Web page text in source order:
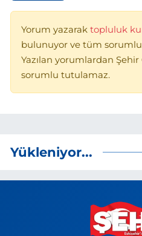
Yorum yazarak topluluk
bulunuyor ve tüm
Yazılan yorumlardan
sorumlu tutulamaz.
Yükleniyor...